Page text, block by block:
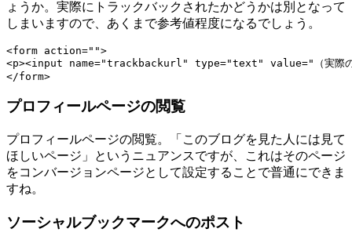
ょうか。実際にトラックバックされたかどうかは別となって
しまいますので、あくまで参考値程度になるでしょう。
<form action="">
<p><input name="trackbackurl" type="text" value="（実
</form>
プロフィールページの閲覧
プロフィールページの閲覧。「このブログを見た人には見て
ほしいページ」というニュアンスですが、これはそのページ
をコンバージョンページとして設定することで普通にできま
すね。
ソーシャルブックマークへのポスト